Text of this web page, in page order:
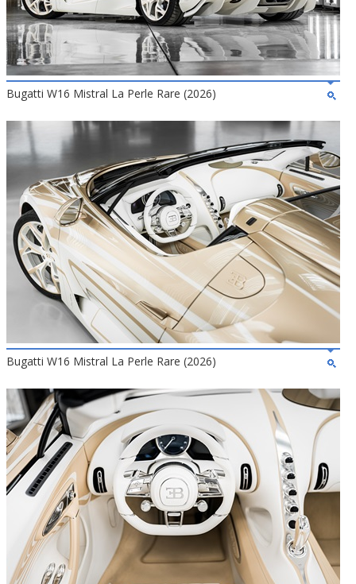
Bugatti W16 Mistral La Perle Rare (2026)
Bugatti W16 Mistral La Perle Rare (2026)